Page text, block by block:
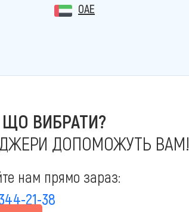
ОАЕ
ВИБРАТИ?
ДОПОМОЖУТЬ ВАМ!
нам прямо зараз:
21-38